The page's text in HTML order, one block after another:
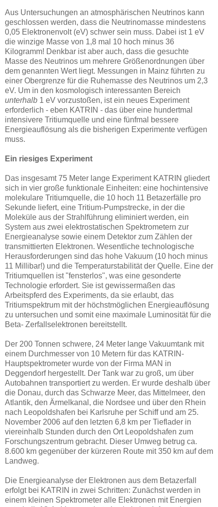
Aus Untersuchungen an atmosphärischen Neutrinos kann
geschlossen werden, dass die Neutrinomasse mindestens
0,05 Elektronenvolt (eV) schwer sein muss. Dabei ist 1 eV
die winzige Masse von 1,8 mal 10 hoch minus 36
Kilogramm! Denkbar ist aber auch, dass die gesuchte
Masse des Neutrinos um mehrere Größenordnungen über
dem genannten Wert liegt. Messungen in Mainz führten zu
einer Obergrenze für die Ruhemasse des Neutrinos um 2,3
eV. Um in den kosmologisch interessanten Bereich
unterhalb 1 eV vorzustoßen, ist ein neues Experiment
erforderlich - eben KATRIN - das über eine hundertmal
intensivere Tritiumquelle und eine fünfmal bessere
Energieauflösung als die bisherigen Experimente verfügen
muss.
Ein riesiges Experiment
Das insgesamt 75 Meter lange Experiment KATRIN gliedert
sich in vier große funktionale Einheiten: eine hochintensive
molekulare Tritiumquelle, die 10 hoch 11 Betazerfälle pro
Sekunde liefert, eine Tritium-Pumpstrecke, in der die
Moleküle aus der Strahlführung eliminiert werden, ein
System aus zwei elektrostatischen Spektrometern zur
Energieanalyse sowie einem Detektor zum Zählen der
transmittierten Elektronen. Wesentliche technologische
Herausforderungen sind das hohe Vakuum (10 hoch minus
11 Millibar!) und die Temperaturstabilität der Quelle. Eine der
Tritiumquellen ist "fensterlos", was eine gesonderte
Technologie erfordert. Sie ist gewissermaßen das
Arbeitspferd des Experiments, da sie erlaubt, das
Tritiumspektrum mit der höchstmöglichen Energieauflösung
zu untersuchen und somit eine maximale Luminosität für die
Beta- Zerfallselektronen bereitstellt.
Der 200 Tonnen schwere, 24 Meter lange Vakuumtank mit
einem Durchmesser von 10 Metern für das KATRIN-
Hauptspektrometer wurde von der Firma MAN in
Deggendorf hergestellt. Der Tank war zu groß, um über
Autobahnen transportiert zu werden. Er wurde deshalb über
die Donau, durch das Schwarze Meer, das Mittelmeer, den
Atlantik, den Ärmelkanal, die Nordsee und über den Rhein
nach Leopoldshafen bei Karlsruhe per Schiff und am 25.
November 2006 auf den letzten 6,8 km per Tieflader in
viereinhalb Stunden durch den Ort Leopoldshafen zum
Forschungszentrum gebracht. Dieser Umweg betrug ca.
8.600 km gegenüber der kürzeren Route mit 350 km auf dem
Landweg.
Die Energieanalyse der Elektronen aus dem Betazerfall
erfolgt bei KATRIN in zwei Schritten: Zunächst werden in
einem kleinen Spektrometer alle Elektronen mit Energien